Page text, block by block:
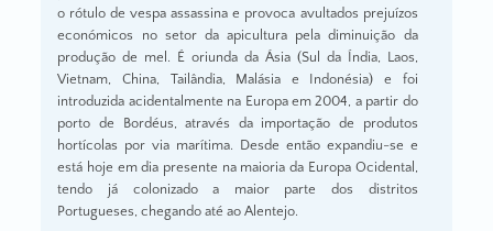
o rótulo de vespa assassina e provoca avultados prejuízos
económicos no setor da apicultura pela diminuição da
produção de mel. É oriunda da Ásia (Sul da Índia, Laos,
Vietnam, China, Tailândia, Malásia e Indonésia) e foi
introduzida acidentalmente na Europa em 2004, a partir do
porto de Bordéus, através da importação de produtos
hortícolas por via marítima. Desde então expandiu-se e
está hoje em dia presente na maioria da Europa Ocidental,
tendo já colonizado a maior parte dos distritos
Portugueses, chegando até ao Alentejo.